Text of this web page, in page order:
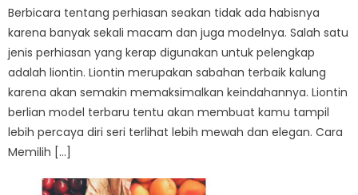
Berbicara tentang perhiasan seakan tidak ada habisnya
karena banyak sekali macam dan juga modelnya. Salah satu
jenis perhiasan yang kerap digunakan untuk pelengkap
adalah liontin. Liontin merupakan sabahan terbaik kalung
karena akan semakin memaksimalkan keindahannya. Liontin
berlian model terbaru tentu akan membuat kamu tampil
lebih percaya diri seri terlihat lebih mewah dan elegan. Cara
Memilih […]